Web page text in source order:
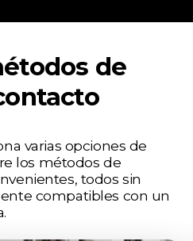
de
varias opciones de
los métodos de
todos sin
compatibles con un